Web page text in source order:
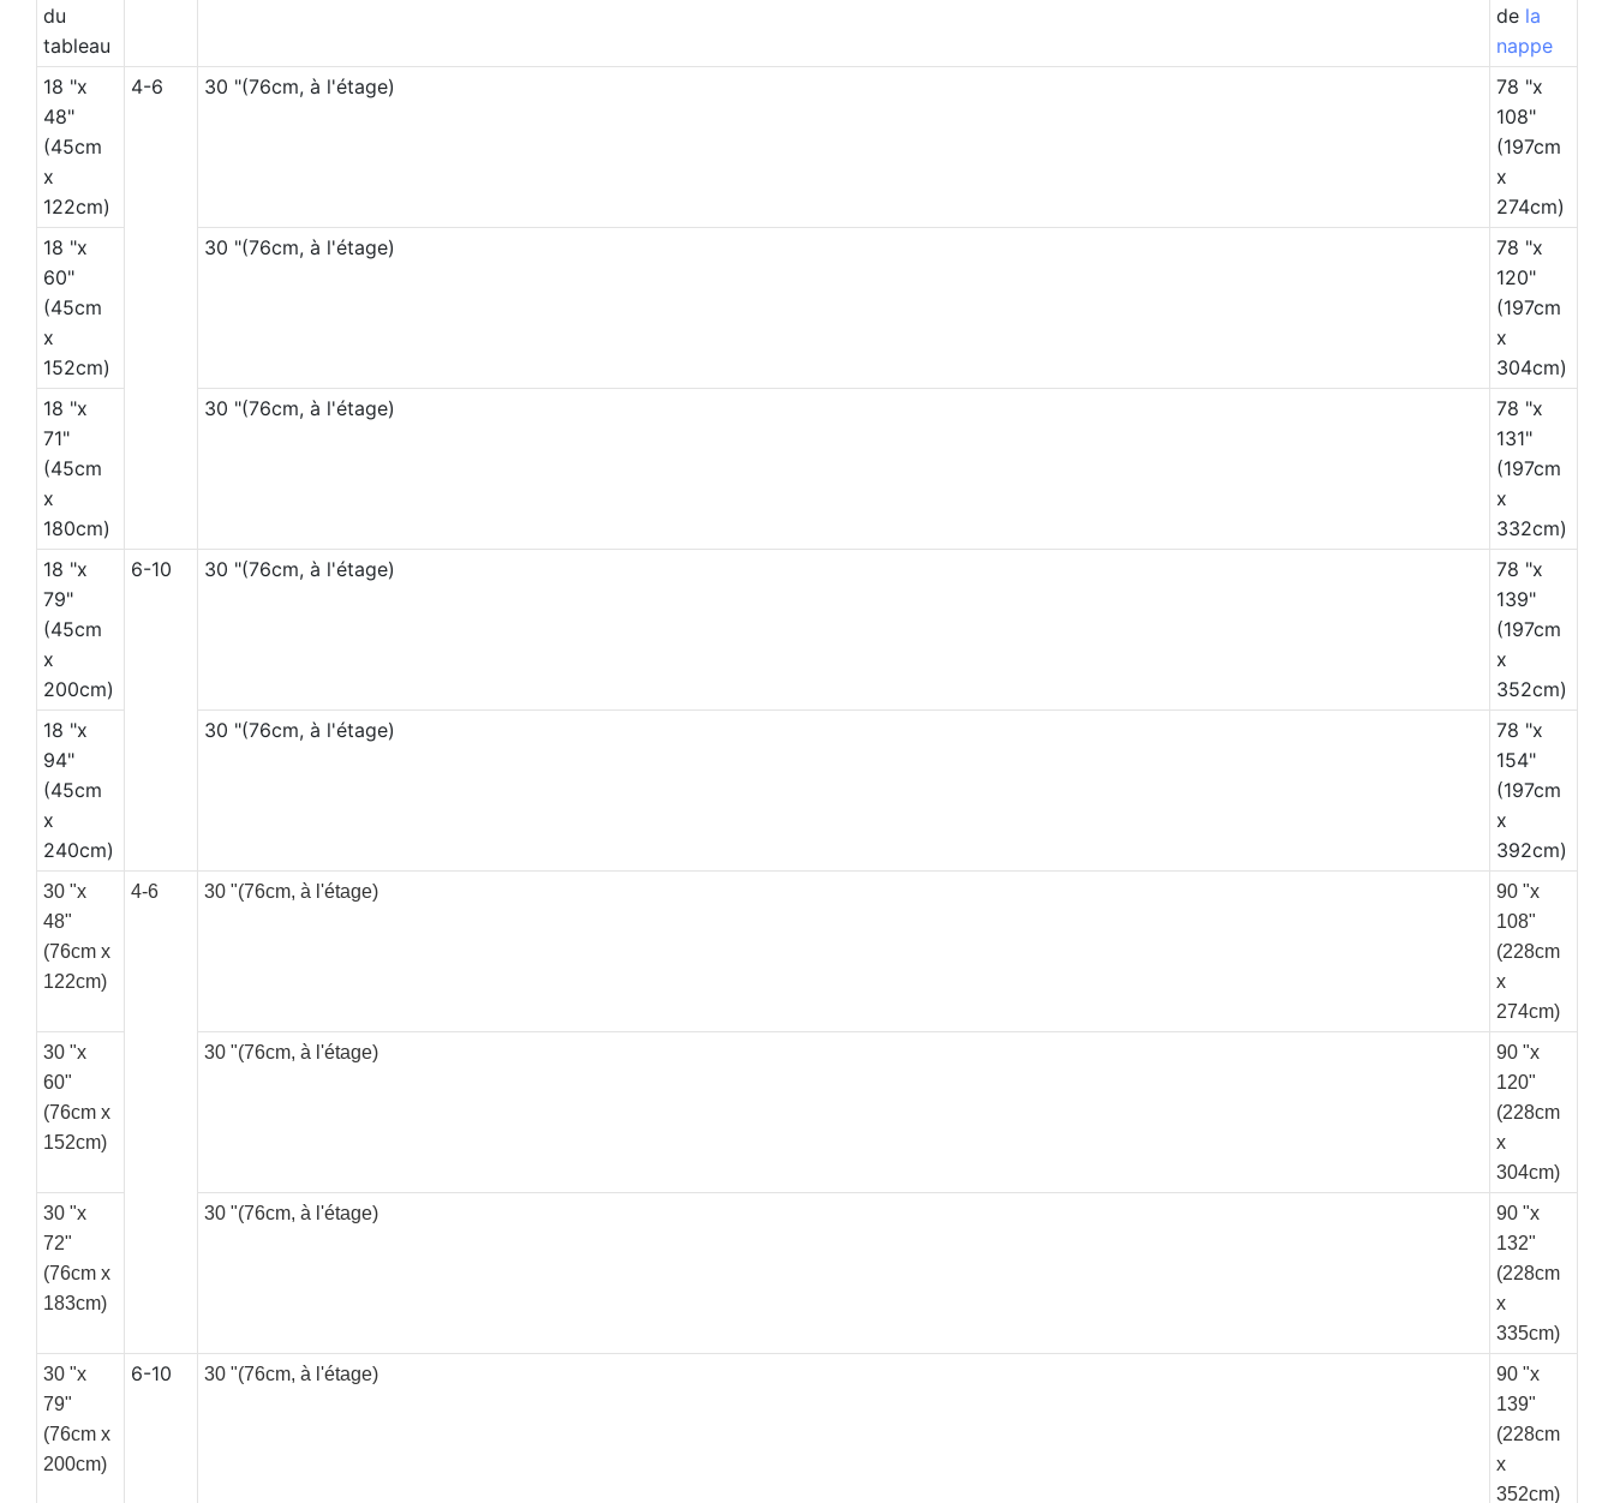
du
tableau
de la
nappe
18 "x
48"
(45cm
x
122cm)
4-6 30 "(76cm, à l'étage)
78 "x
108"
(197cm
x
274cm)
18 "x
60"
(45cm
x
152cm)
30 "(76cm, à l'étage)
78 "x
120"
(197cm
x
304cm)
18 "x
71"
(45cm
x
180cm)
30 "(76cm, à l'étage)
78 "x
131"
(197cm
x
332cm)
18 "x
79"
(45cm
x
200cm)
6-10 30 "(76cm, à l'étage)
78 "x
139"
(197cm
x
352cm)
18 "x
94"
(45cm
x
240cm)
30 "(76cm, à l'étage)
78 "x
154"
(197cm
x
392cm)
30 "x
48"
(76cm x
122cm)
4-6 30 "(76cm, à l'étage)
90 "x
108"
(228cm
x
274cm)
30 "x
60"
(76cm x
152cm)
30 "(76cm, à l'étage)
90 "x
120"
(228cm
x
304cm)
30 "x
72"
(76cm x
183cm)
30 "(76cm, à l'étage)
90 "x
132"
(228cm
x
335cm)
30 "x
79"
(76cm x
200cm)
6-10 30 "(76cm, à l'étage)
90 "x
139"
(228cm
x
352cm)